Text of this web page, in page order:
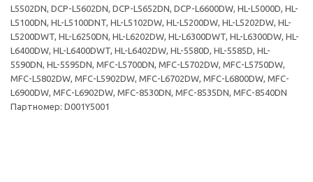
L5502DN, DCP-L5602DN, DCP-L5652DN, DCP-L6600DW, HL-L5000D, HL-
L5100DN, HL-L5100DNT, HL-L5102DW, HL-L5200DW, HL-L5202DW, HL-
L5200DWT, HL-L6250DN, HL-L6202DW, HL-L6300DWT, HL-L6300DW, HL-
L6400DW, HL-L6400DWT, HL-L6402DW, HL-5580D, HL-5585D, HL-
5590DN, HL-5595DN, MFC-L5700DN, MFC-L5702DW, MFC-L5750DW,
MFC-L5802DW, MFC-L5902DW, MFC-L6702DW, MFC-L6800DW, MFC-
L6900DW, MFC-L6902DW, MFC-8530DN, MFC-8535DN, MFC-8540DN
Партномер: D001Y5001